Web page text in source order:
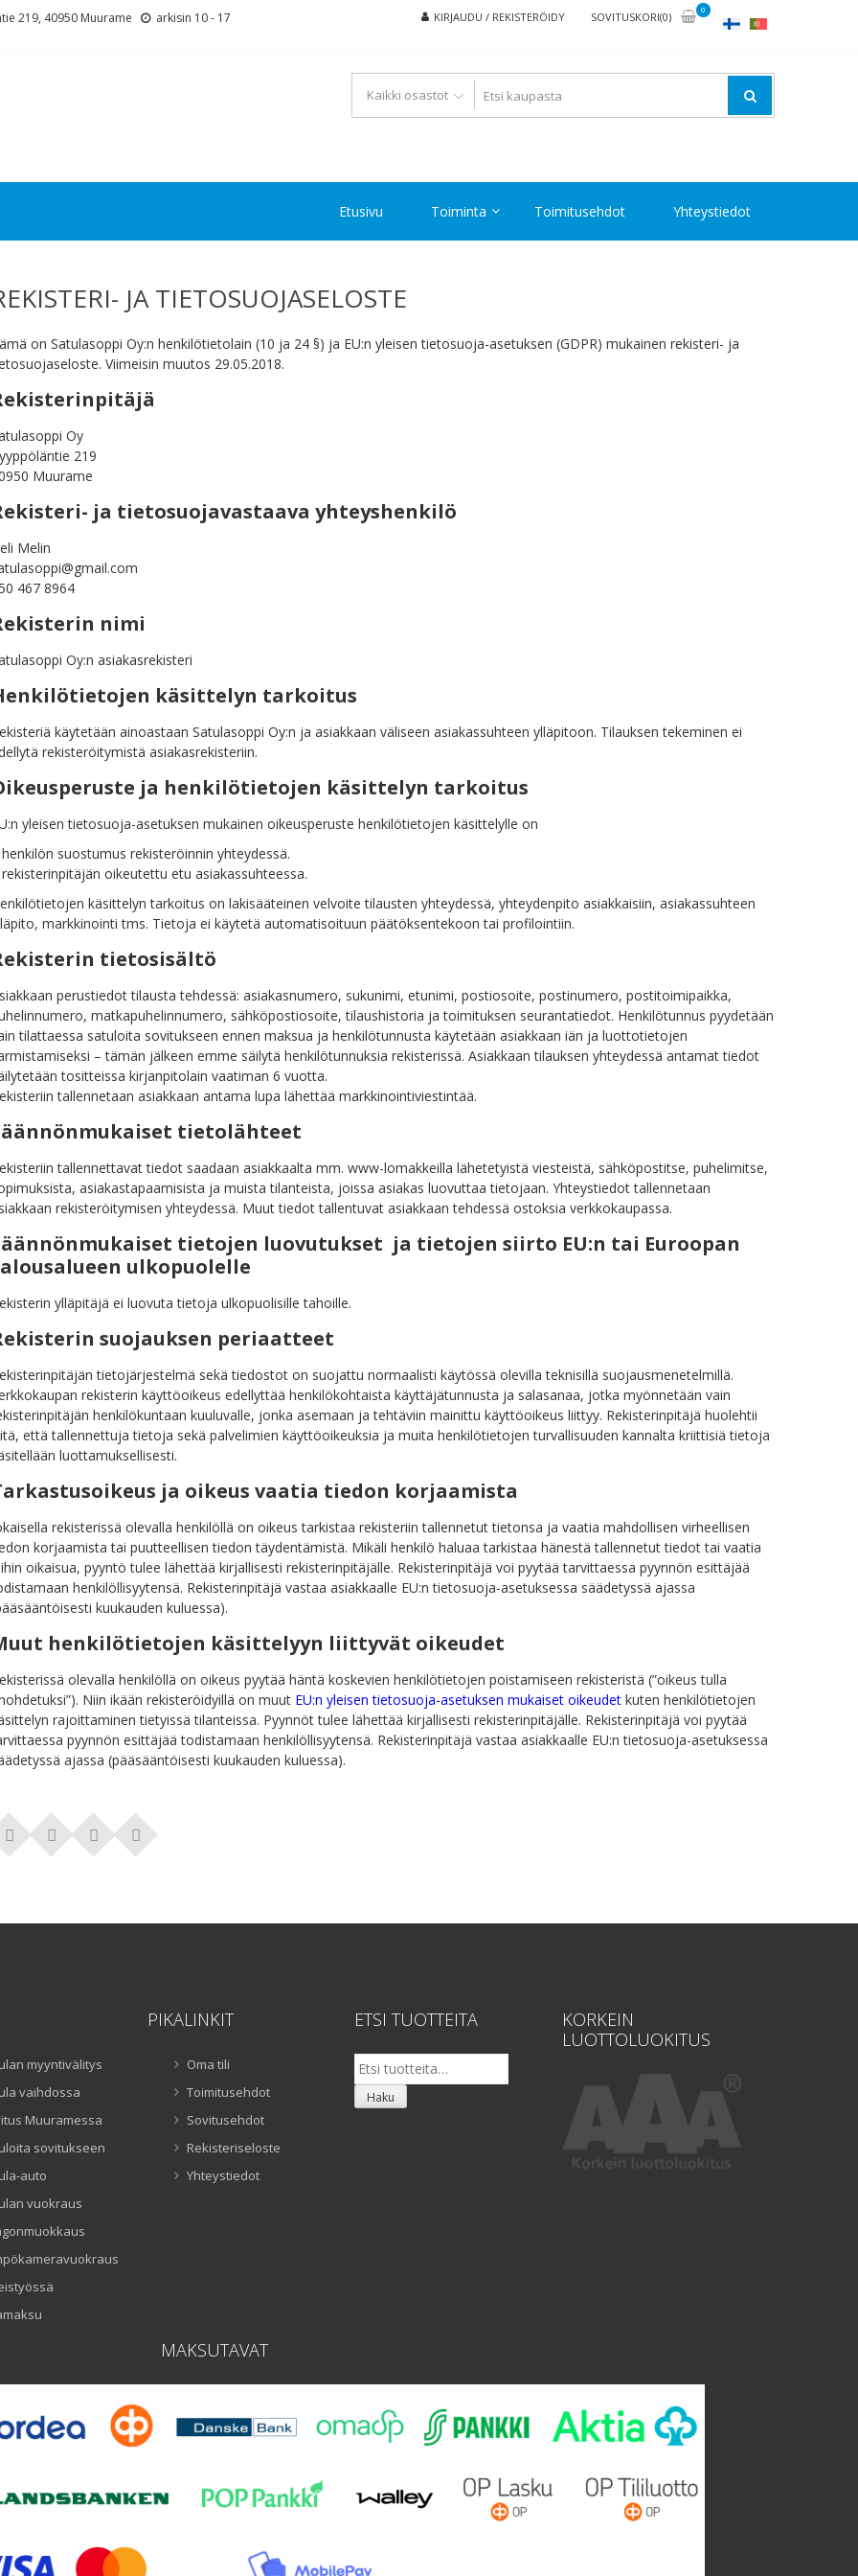
219, 40950 Muurame arkisin 10 - 17 KIRJAUDU / REKISTERÖIDY SOVITUSKORI(0)
0
Etusivu Toiminta Toimitusehdot Yhteystiedot
JA TIETOSUOJASELOSTE
on Satulasoppi Oy:n henkilötietolain (10 ja 24 §) ja EU:n yleisen tietosuoja-asetuksen (GDPR) mukainen rekisteri- ja
Viimeisin muutos 29.05.2018.
Oy
219
Muurame
ja tietosuojavastaava yhteyshenkilö
Melin
467 8964
nimi
Oy:n asiakasrekisteri
käsittelyn tarkoitus
käytetään ainoastaan Satulasoppi Oy:n ja asiakkaan väliseen asiakassuhteen ylläpitoon. Tilauksen tekeminen ei
rekisteröitymistä asiakasrekisteriin.
ja henkilötietojen käsittelyn tarkoitus
yleisen tietosuoja-asetuksen mukainen oikeusperuste henkilötietojen käsittelylle on
suostumus rekisteröinnin yhteydessä.
rekisterinpitäjän oikeutettu etu asiakassuhteessa.
käsittelyn tarkoitus on lakisääteinen velvoite tilausten yhteydessä, yhteydenpito asiakkaisiin, asiakassuhteen
markkinointi tms. Tietoja ei käytetä automatisoituun päätöksentekoon tai profilointiin.
tietosisältö
perustiedot tilausta tehdessä: asiakasnumero, sukunimi, etunimi, postiosoite, postinumero, postitoimipaikka,
matkapuhelinnumero, sähköpostiosoite, tilaushistoria ja toimituksen seurantatiedot. Henkilötunnus pyydetään
tilattaessa satuloita sovitukseen ennen maksua ja henkilötunnusta käytetään asiakkaan iän ja luottotietojen
– tämän jälkeen emme säilytä henkilötunnuksia rekisterissä. Asiakkaan tilauksen yhteydessä antamat tiedot
tositteissa kirjanpitolain vaatiman 6 vuotta.
tallennetaan asiakkaan antama lupa lähettää markkinointiviestintää.
tietolähteet
tallennettavat tiedot saadaan asiakkaalta mm. www-lomakkeilla lähetetyistä viesteistä, sähköpostitse, puhelimitse,
asiakastapaamisista ja muista tilanteista, joissa asiakas luovuttaa tietojaan. Yhteystiedot tallennetaan
rekisteröitymisen yhteydessä. Muut tiedot tallentuvat asiakkaan tehdessä ostoksia verkkokaupassa.
tietojen luovutukset ja tietojen siirto EU:n tai Euroopan
ulkopuolelle
ylläpitäjä ei luovuta tietoja ulkopuolisille tahoille.
suojauksen periaatteet
tietojärjestelmä sekä tiedostot on suojattu normaalisti käytössä olevilla teknisillä suojausmenetelmillä.
rekisterin käyttöoikeus edellyttää henkilökohtaista käyttäjätunnusta ja salasanaa, jotka myönnetään vain
henkilökuntaan kuuluvalle, jonka asemaan ja tehtäviin mainittu käyttöoikeus liittyy. Rekisterinpitäjä huolehtii
että tallennettuja tietoja sekä palvelimien käyttöoikeuksia ja muita henkilötietojen turvallisuuden kannalta kriittisiä tietoja
luottamuksellisesti.
ja oikeus vaatia tiedon korjaamista
rekisterissä olevalla henkilöllä on oikeus tarkistaa rekisteriin tallennetut tietonsa ja vaatia mahdollisen virheellisen
korjaamista tai puutteellisen tiedon täydentämistä. Mikäli henkilö haluaa tarkistaa hänestä tallennetut tiedot tai vaatia
oikaisua, pyyntö tulee lähettää kirjallisesti rekisterinpitäjälle. Rekisterinpitäjä voi pyytää tarvittaessa pyynnön esittäjää
henkilöllisyytensä. Rekisterinpitäjä vastaa asiakkaalle EU:n tietosuoja-asetuksessa säädetyssä ajassa
kuukauden kuluessa).
henkilötietojen käsittelyyn liittyvät oikeudet
olevalla henkilöllä on oikeus pyytää häntä koskevien henkilötietojen poistamiseen rekisteristä (”oikeus tulla
Niin ikään rekisteröidyillä on muut EU:n yleisen tietosuoja-asetuksen mukaiset oikeudet kuten henkilötietojen
rajoittaminen tietyissä tilanteissa. Pyynnöt tulee lähettää kirjallisesti rekisterinpitäjälle. Rekisterinpitäjä voi pyytää
pyynnön esittäjää todistamaan henkilöllisyytensä. Rekisterinpitäjä vastaa asiakkaalle EU:n tietosuoja-asetuksessa
ajassa (pääsääntöisesti kuukauden kuluessa).
myyntivälitys
vaihdossa
Muuramessa
sovitukseen
auto
vuokraus
PIKALINKIT
Oma tili
Toimitusehdot
Sovitusehdot
Rekisteriseloste
Yhteystiedot
ETSI TUOTTEITA
Etsi:
Haku
KORKEIN
LUOTTOLUOKITUS
MAKSUTAVAT